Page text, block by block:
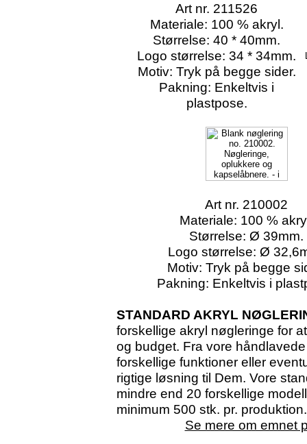
Art nr. 211526
Materiale: 100 % akryl.
Størrelse: 40 * 40mm.
Logo størrelse: 34 * 34mm.
Motiv: Tryk på begge sider.
Pakning: Enkeltvis i
plastpose.
Art nr. 210002
Materiale: 100 %
Størrelse: Ø 39mm.
Logo størrelse: Ø
Motiv: Tryk på begge
Pakning: Enkeltvis i
STANDARD AKRYL
forskellige akryl nøgleringe for
og budget. Fra vore
forskellige funktioner eller
rigtige løsning til Dem. Vore
mindre end 20 forskellige
minimum 500 stk. pr. produktion.
Se mere om emnet